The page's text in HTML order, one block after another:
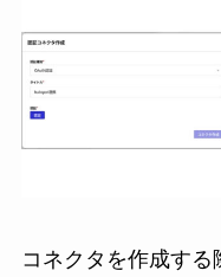
コネクタを作成す